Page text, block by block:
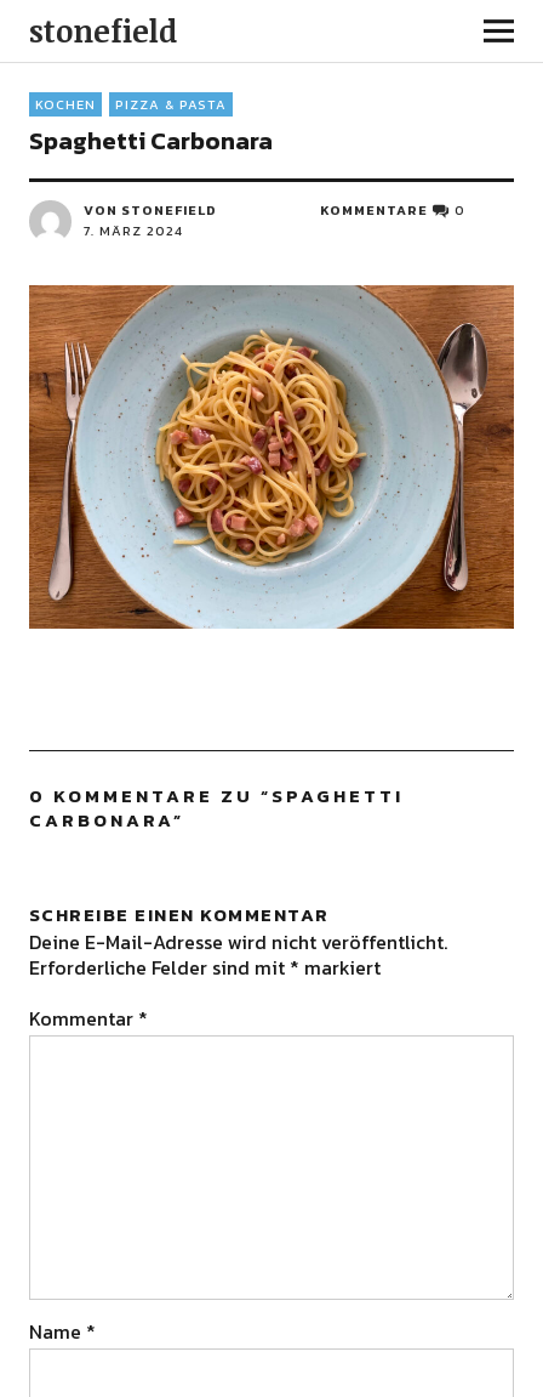
stonefield
KOCHEN PIZZA & PASTA
Spaghetti Carbonara
VON STONEFIELD
7. MÄRZ 2024
KOMMENTARE 0
0 KOMMENTARE ZU “SPAGHETTI
CARBONARA”
SCHREIBE EINEN KOMMENTAR
Deine E-Mail-Adresse wird nicht veröffentlicht.
Erforderliche Felder sind mit * markiert
Kommentar *
Name *